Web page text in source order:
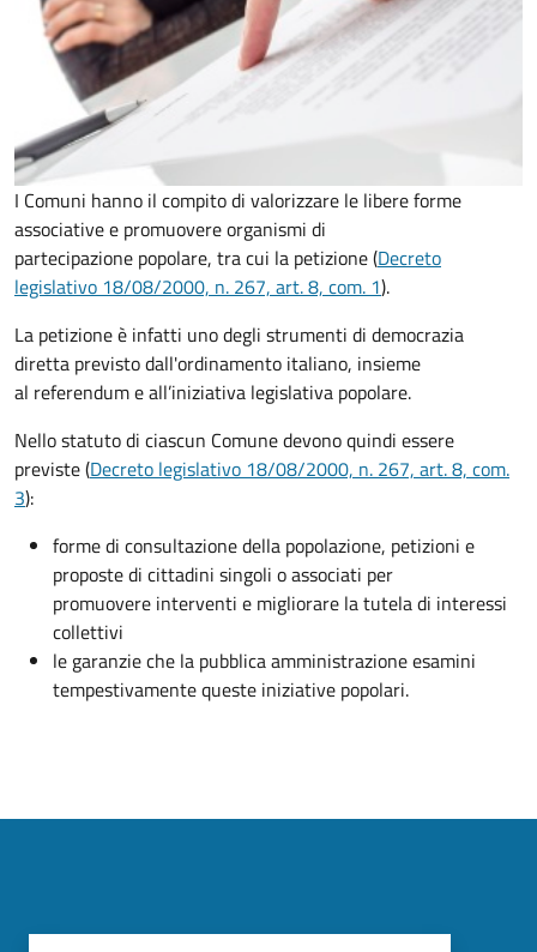
I Comuni hanno il compito di valorizzare le libere forme
associative e promuovere organismi di
partecipazione popolare, tra cui la petizione (Decreto
legislativo 18/08/2000, n. 267, art. 8, com. 1).
La petizione è infatti uno degli strumenti di democrazia
diretta previsto dall'ordinamento italiano, insieme
al referendum e all’iniziativa legislativa popolare.
Nello statuto di ciascun Comune devono quindi essere
previste (Decreto legislativo 18/08/2000, n. 267, art. 8, com.
3):
forme di consultazione della popolazione, petizioni e
proposte di cittadini singoli o associati per
promuovere interventi e migliorare la tutela di interessi
collettivi
le garanzie che la pubblica amministrazione esamini
tempestivamente queste iniziative popolari.